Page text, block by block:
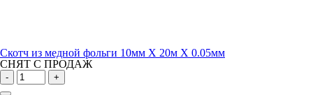
Скотч из медной фольги 10мм Х 20м Х 0.05мм
СНЯТ С ПРОДАЖ
- +